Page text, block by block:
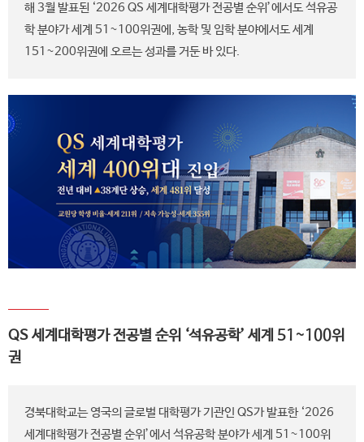
해 3월 발표된 ‘2026 QS 세계대학평가 전공별 순위’에서도 석유공
학 분야가 세계 51~100위권에, 농학 및 임학 분야에서도 세계
151~200위권에 오르는 성과를 거둔 바 있다.
QS 세계대학평가 전공별 순위 ‘석유공학’ 세계 51~100위
권
경북대학교는 영국의 글로벌 대학평가 기관인 QS가 발표한 ‘2026
세계대학평가 전공별 순위’에서 석유공학 분야가 세계 51~100위